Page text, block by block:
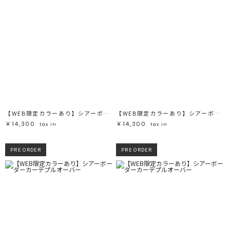
【WEB限定カラーあり】シアーボーダーカーデプルオーバー
￥14,300
tax in
【WEB限定カラーあり】シアーボーダーカーデプルオーバー
￥14,300
tax in
PRE ORDER PRE ORDER